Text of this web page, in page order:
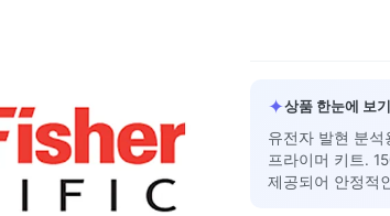
✦상품 한눈에 보기
유전자 발현 분
프라이머 키트.
제공되어 안정적